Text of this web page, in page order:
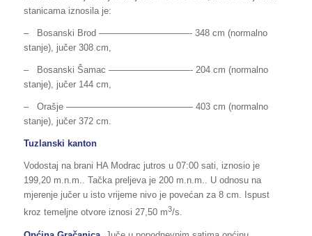
stanicama iznosila je:
– Bosanski Brod ——————————- 348 cm (normalno
stanje), jučer 308 cm,
– Bosanski Šamac —————————- 204 cm (normalno
stanje), jučer 144 cm,
– Orašje —————————————— 403 cm (normalno
stanje), jučer 372 cm.
Tuzlanski kanton
Vodostaj na brani HA Modrac jutros u 07:00 sati, iznosio je
199,20 m.n.m.. Tačka preljeva je 200 m.n.m.. U odnosu na
mjerenje jučer u isto vrijeme nivo je povećan za 8 cm. Ispust
kroz temeljne otvore iznosi 27,50 m3/s.